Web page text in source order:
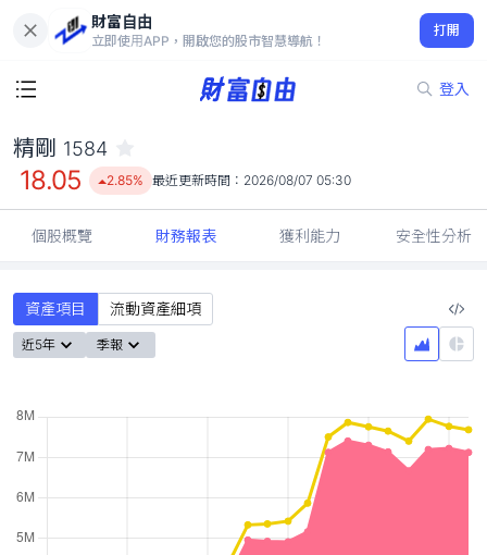
財富自由
立即使用APP，開啟您的股市智慧導航！
打開
登入
18.05
2.85%
精剛 1584
18.05 2.85% 最近更新時間： 2026/08/07 05:30
個股概覽 財務報表 獲利能力 安全性分析
資產項目 流動資產細項
近5年 季報